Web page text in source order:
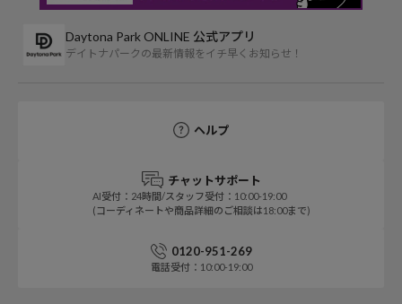
Daytona Park ONLINE 公式アプリ
デイトナパークの最新情報をイチ早くお知らせ！
ヘルプ
チャットサポート
AI受付：24時間/スタッフ受付：10:00-19:00
(コーディネートや商品詳細のご相談は18:00まで)
0120-951-269
電話受付：10:00-19:00